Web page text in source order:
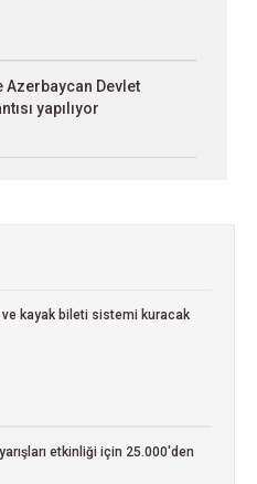
Azerbaycan Devlet
yapılıyor
kayak bileti sistemi kuracak
etkinliği için 25.000'den